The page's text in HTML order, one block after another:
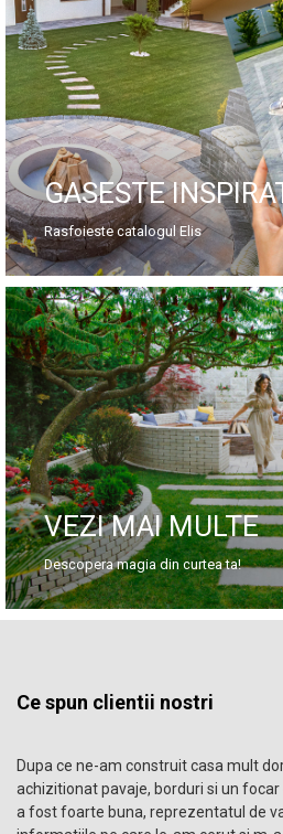
GASESTE
Rasfoieste catalogul Elis
VEZI MAI MULTE
Descopera magia din curtea ta!
Ce spun clientii nostri
Dupa ce ne-am construit casa mult
achizitionat pavaje, borduri si un focar
a fost foarte buna, reprezentatul de